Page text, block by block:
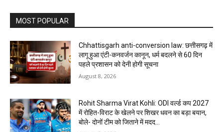
MOST POPULAR
Chhattisgarh anti-conversion law: छत्तीसगढ़ में
लागू हुआ एंटी-कनवर्जन कानून, धर्म बदलने से 60 दिन
पहले प्रशासन को देनी होगी सूचना
August 8, 2026
Rohit Sharma Virat Kohli: ODI वर्ल्ड कप 2027
में रोहित-विराट के खेलने पर शिखर धवन का बड़ा बयान,
बोले- दोनों टीम को जिताने में मदद...